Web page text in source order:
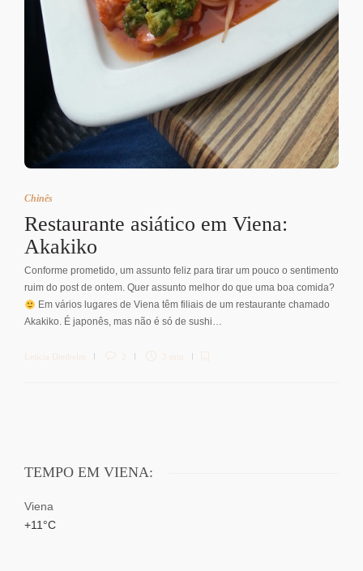
Chinês
Restaurante asiático em Viena:
Akakiko
Conforme prometido, um assunto feliz para tirar um pouco o sentimento
ruim do post de ontem. Quer assunto melhor do que uma boa comida?
Em vários lugares de Viena têm filiais de um restaurante chamado
Akakiko. É japonês, mas não é só de sushi…
Letícia Diethelm 3 min
TEMPO EM VIENA:
Viena
+11°C